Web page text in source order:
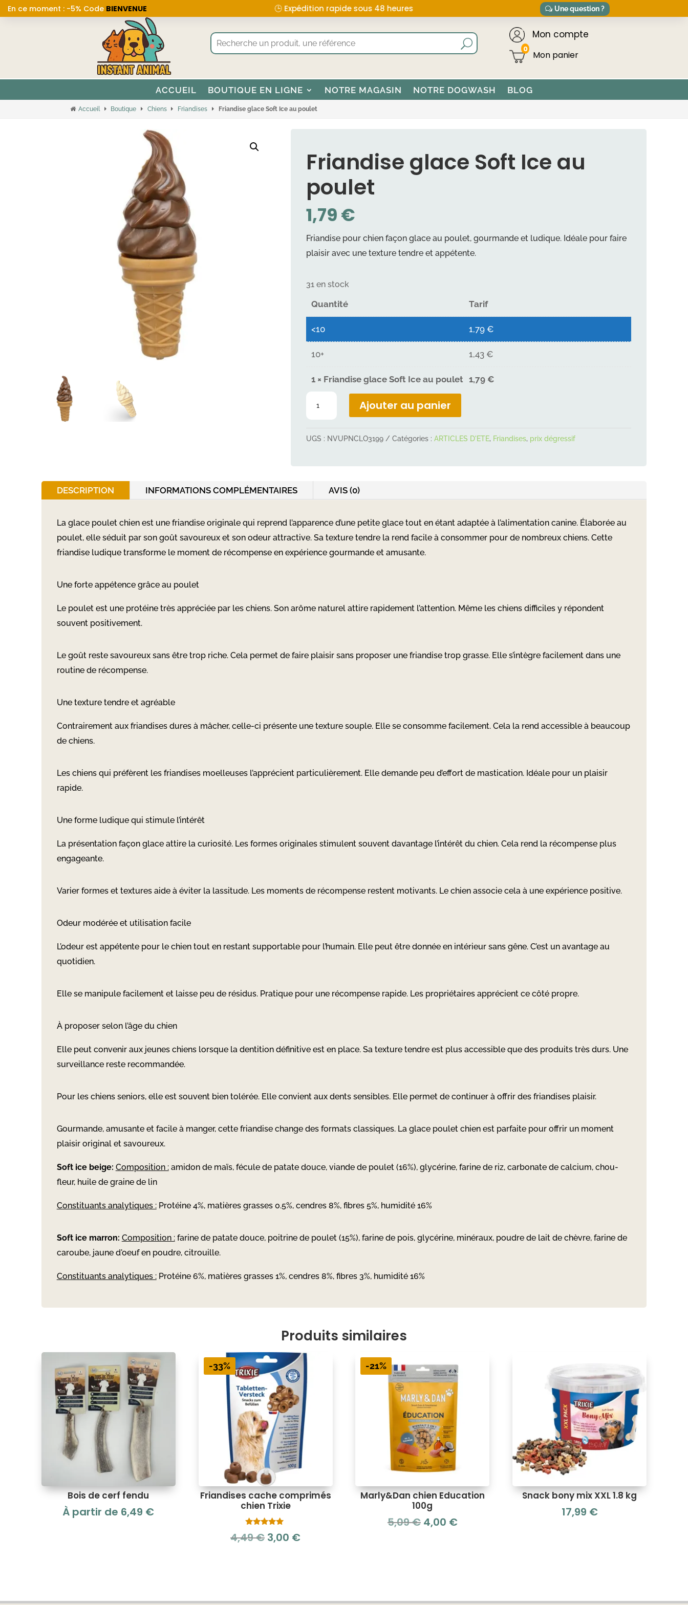
En ce moment : -5% Code BIENVENUE 🕒 Expédition rapide sous 48 heures Une question ?
Mon compte
0
ACCUEIL BOUTIQUE EN LIGNE NOTRE MAGASIN NOTRE DOGWASH BLOG
Accueil Boutique Chiens Friandises Friandise glace Soft Ice au poulet
Friandise glace Soft Ice au
poulet
1,79€
Friandise pour chien façon glace au poulet, gourmande et ludique. Idéale pour faire
plaisir avec une texture tendre et appétente.
31 en stock
Quantité Tarif
<10 1,79 €
10+ 1,43 €
1× Friandise glace Soft Ice au poulet 1,79 €
quantité
glace
Ice
au
poulet
Ajouter au panier
UGS : NVUPNCLO3199 Catégories : ARTICLES D'ETE, Friandises, prix dégressif
DESCRIPTION INFORMATIONS COMPLÉMENTAIRES AVIS (0)
La glace poulet chien est une friandise originale qui reprend l’apparence d’une petite glace tout en étant adaptée à l’alimentation canine. Élaborée au
poulet, elle séduit par son goût savoureux et son odeur attractive. Sa texture tendre la rend facile à consommer pour de nombreux chiens. Cette
friandise ludique transforme le moment de récompense en expérience gourmande et amusante.
Une forte appétence grâce au poulet
Le poulet est une protéine très appréciée par les chiens. Son arôme naturel attire rapidement l’attention. Même les chiens difficiles y répondent
souvent positivement.
Le goût reste savoureux sans être trop riche. Cela permet de faire plaisir sans proposer une friandise trop grasse. Elle s’intègre facilement dans une
routine de récompense.
Une texture tendre et agréable
Contrairement aux friandises dures à mâcher, celle-ci présente une texture souple. Elle se consomme facilement. Cela la rend accessible à beaucoup
de chiens.
Les chiens qui préfèrent les friandises moelleuses l’apprécient particulièrement. Elle demande peu d’effort de mastication. Idéale pour un plaisir
rapide.
Une forme ludique qui stimule l’intérêt
La présentation façon glace attire la curiosité. Les formes originales stimulent souvent davantage l’intérêt du chien. Cela rend la récompense plus
engageante.
Varier formes et textures aide à éviter la lassitude. Les moments de récompense restent motivants. Le chien associe cela à une expérience positive.
Odeur modérée et utilisation facile
L’odeur est appétente pour le chien tout en restant supportable pour l’humain. Elle peut être donnée en intérieur sans gêne. C’est un avantage au
quotidien.
Elle se manipule facilement et laisse peu de résidus. Pratique pour une récompense rapide. Les propriétaires apprécient ce côté propre.
À proposer selon l’âge du chien
Elle peut convenir aux jeunes chiens lorsque la dentition définitive est en place. Sa texture tendre est plus accessible que des produits très durs. Une
surveillance reste recommandée.
Pour les chiens seniors, elle est souvent bien tolérée. Elle convient aux dents sensibles. Elle permet de continuer à offrir des friandises plaisir.
Gourmande, amusante et facile à manger, cette friandise change des formats classiques. La glace poulet chien est parfaite pour offrir un moment
plaisir original et savoureux.
Soft ice beige: Composition :amidon de maïs, fécule de patate douce, viande de poulet (16%), glycérine, farine de riz, carbonate de calcium, chou-
fleur, huile de graine de lin
Constituants analytiques :Protéine 4%, matières grasses 0.5%, cendres 8%, fibres 5%, humidité 16%
Soft ice marron: Composition :farine de patate douce, poitrine de poulet (15%), farine de pois, glycérine, minéraux, poudre de lait de chèvre, farine de
caroube, jaune d'oeuf en poudre, citrouille.
Constituants analytiques :Protéine 6%, matières grasses 1%, cendres 8%, fibres 3%, humidité 16%
Produits similaires
Bois de cerf fendu
À partir de 6,49 €
-33%
Friandises cache comprimés
chien Trixie
Note
5.00
4,49€ Le
3,00 €Le
-21%
Marly&Dan chien Education
100g
5,09€ Le
4,00 €Le
Snack bony mix XXL 1.8 kg
17,99 €